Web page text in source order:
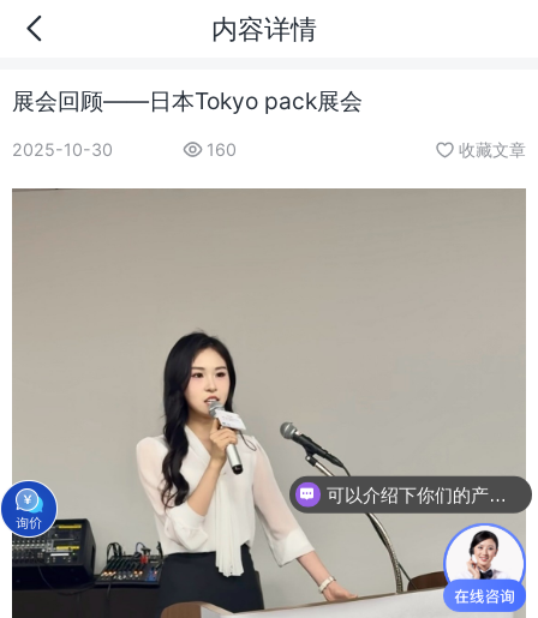
内容详情
展会回顾——日本Tokyo pack展会
2025-10-30 160 收藏文章
可以介绍下你们的产品么